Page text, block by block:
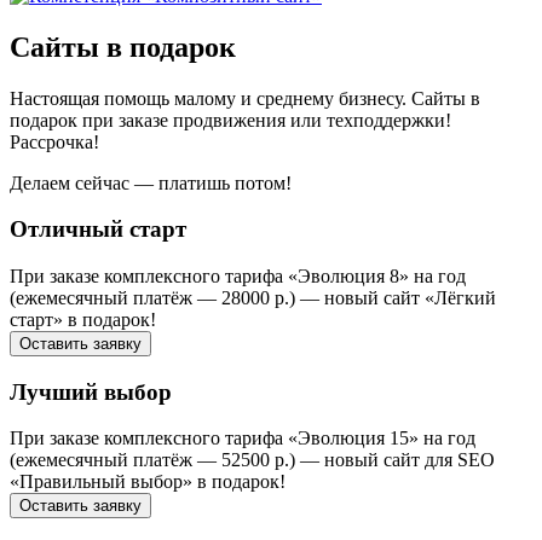
Сайты в подарок
Настоящая помощь малому и среднему бизнесу. Сайты в
подарок при заказе продвижения или техподдержки!
Рассрочка!
Делаем сейчас — платишь потом!
Отличный старт
При заказе комплексного тарифа «Эволюция 8» на год
(ежемесячный платёж — 28000 р.) — новый сайт «Лёгкий
старт» в подарок!
Оставить заявку
Лучший выбор
При заказе комплексного тарифа «Эволюция 15» на год
(ежемесячный платёж — 52500 р.) — новый сайт для SEO
«Правильный выбор» в подарок!
Оставить заявку